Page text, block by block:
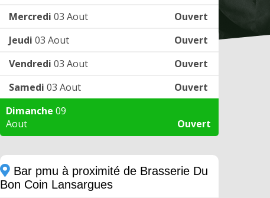
Mercredi 03 Aout
Ouvert
Jeudi 03 Aout
Ouvert
Vendredi 03 Aout
Ouvert
Samedi 03 Aout
Ouvert
Dimanche 09
Aout
Ouvert
Bar pmu à proximité de Brasserie Du
Bon Coin Lansargues